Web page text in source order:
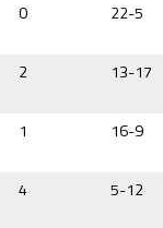
0 22-5
2 13-17
1 16-9
4 5-12